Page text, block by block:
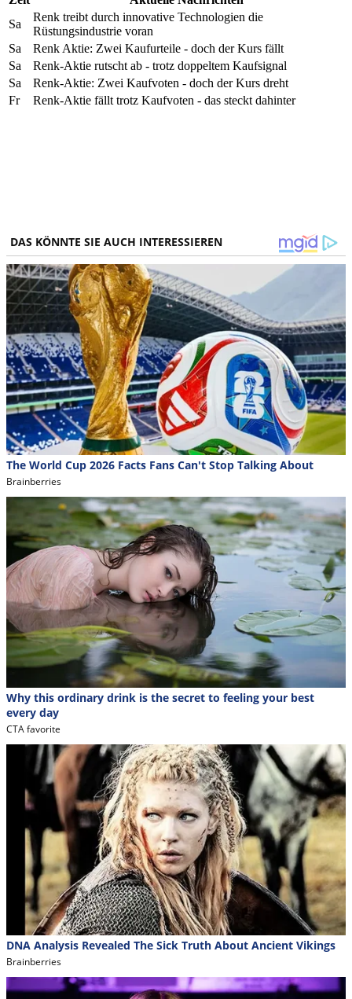
Sa
Renk treibt durch innovative Technologien die
Rüstungsindustrie voran
Sa
Renk Aktie: Zwei Kaufurteile - doch der Kurs fällt
Sa
Renk-Aktie rutscht ab - trotz doppeltem Kaufsignal
Sa
Renk-Aktie: Zwei Kaufvoten - doch der Kurs dreht
Fr
Renk-Aktie fällt trotz Kaufvoten - das steckt dahinter